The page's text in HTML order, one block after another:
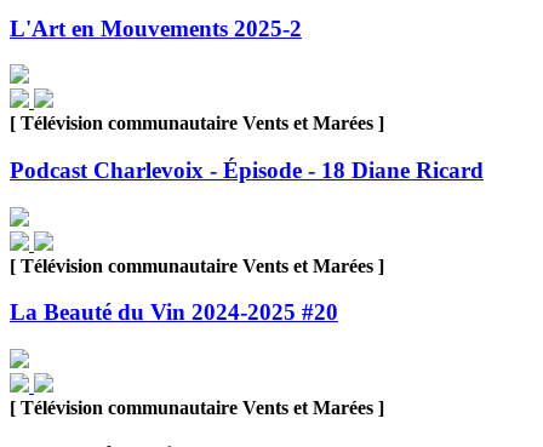
L'Art en Mouvements 2025-2
[ Télévision communautaire Vents et Marées ]
Podcast Charlevoix - Épisode - 18 Diane Ricard
[ Télévision communautaire Vents et Marées ]
La Beauté du Vin 2024-2025 #20
[ Télévision communautaire Vents et Marées ]